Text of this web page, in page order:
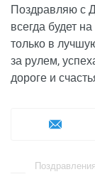
Поздравляю с
всегда будет
только в
за рулем,
дороге и